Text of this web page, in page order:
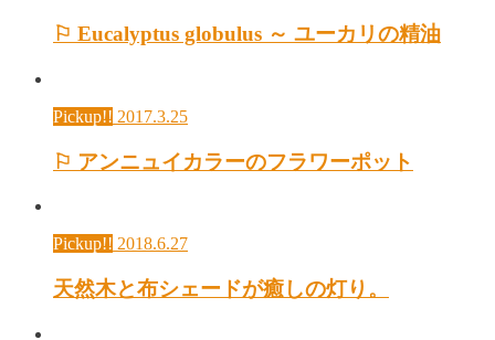
⚐ Eucalyptus globulus ～ ユーカリの精油
Pickup!! 2017.3.25
⚐ アンニュイカラーのフラワーポット
Pickup!! 2018.6.27
天然木と布シェードが癒しの灯り。